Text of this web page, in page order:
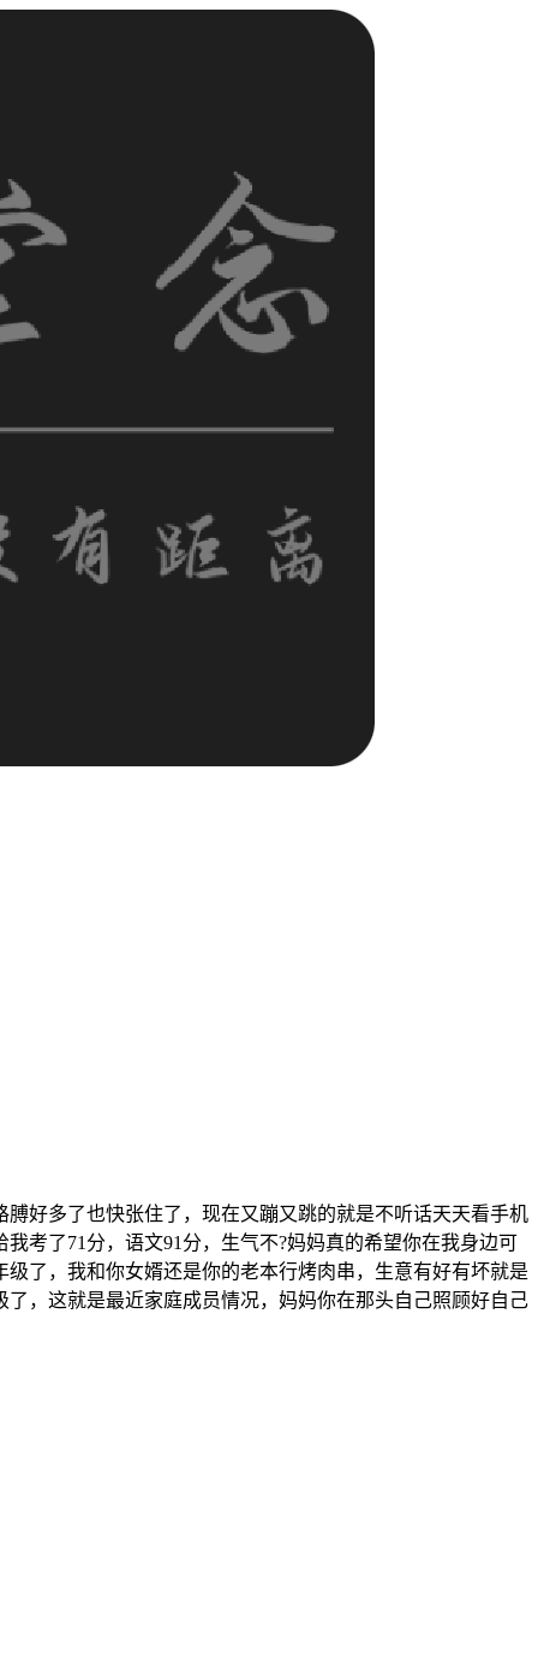
好多了也快张住了，现在又蹦又跳的就是不听话天天看手机
考了71分，语文91分，生气不?妈妈真的希望你在我身边可
了，我和你女婿还是你的老本行烤肉串，生意有好有坏就是
，这就是最近家庭成员情况，妈妈你在那头自己照顾好自己